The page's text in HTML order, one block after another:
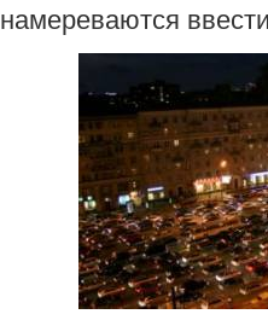
намереваются